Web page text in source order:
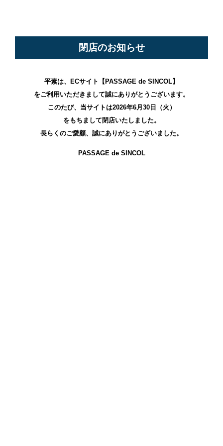
閉店のお知らせ
平素は、ECサイト【PASSAGE de SINCOL】
をご利用いただきまして誠にありがとうございます。
このたび、当サイトは2026年6月30日（火）
をもちまして閉店いたしました。
長らくのご愛顧、誠にありがとうございました。
PASSAGE de SINCOL